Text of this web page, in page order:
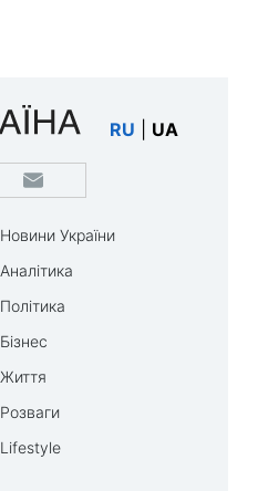
RU UA
Новини України
Аналітика
Політика
Бізнес
Життя
Розваги
Lifestyle